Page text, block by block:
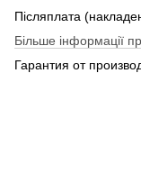
Післяплата
Більше інформації
Гарантия от